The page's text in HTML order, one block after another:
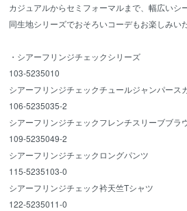
カジュアルからセミフォーマルまで、幅広いシ
同生地シリーズでおそろいコーデもお楽しみい
・シアーフリンジチェックシリーズ
103-5235010
シアーフリンジチェックチュールジャンパース
106-5235035-2
シアーフリンジチェックフレンチスリーブブラ
109-5235049-2
シアーフリンジチェックロングパンツ
115-5235103-0
シアーフリンジチェック衿天竺Tシャツ
122-5235011-0